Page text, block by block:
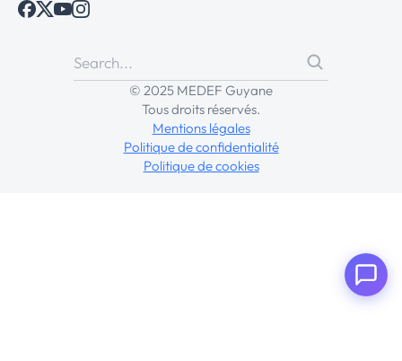
© 2025 MEDEF Guyane
Tous droits réservés.
Mentions légales
Politique de confidentialité
Politique de cookies